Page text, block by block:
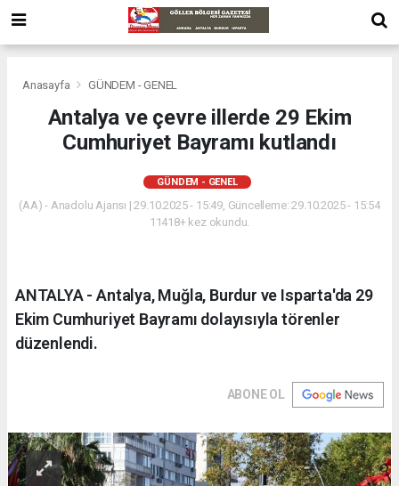
Anasayfa GÜNDEM - GENEL
Antalya ve çevre illerde 29 Ekim
Cumhuriyet Bayramı kutlandı
GÜNDEM - GENEL
(AA) - Anadolu Ajansı | 29.10.2025 - 15:49, Güncelleme: 29.10.2025 - 15:54
11418+ kez okundu.
ANTALYA - Antalya, Muğla, Burdur ve Isparta'da 29
Ekim Cumhuriyet Bayramı dolayısıyla törenler
düzenlendi.
ABONE OL